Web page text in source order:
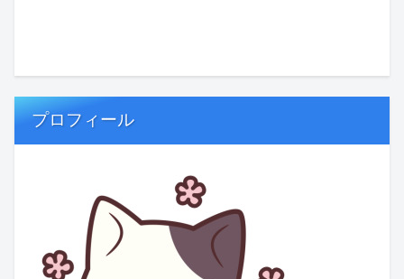
プロフィール